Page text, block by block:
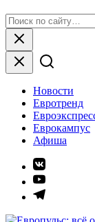
to
content
for:
Close
Новости
Евротренд
Еврокампус
Афиша
Элемент
меню
Элемент
меню
Элемент